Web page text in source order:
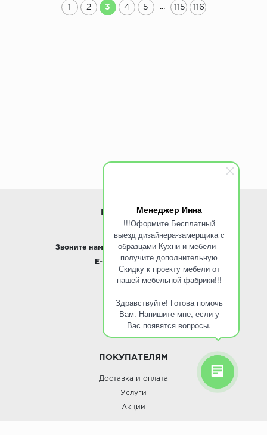
Менеджер Инна
!!!Оформите Бесплатный
выезд дизайнера-замерщика с
образцами Кухни и мебели -
получите дополнительную
Скидку к проекту мебели от
нашей мебельной фабрики!!!
Здравствуйте! Готова помочь
Вам. Напишите мне, если у
Вас появятся вопросы.
1 2 3 4 5 ... 115 116
ИНФОРМАЦИЯ
www.ROINST.ru
Звоните нам: 8 495 797-10-50 / Whatsapp
E-mail: info@roinst.ru
О КОМПАНИИ
О компании
ПОКУПАТЕЛЯМ
Доставка и оплата
Услуги
Акции